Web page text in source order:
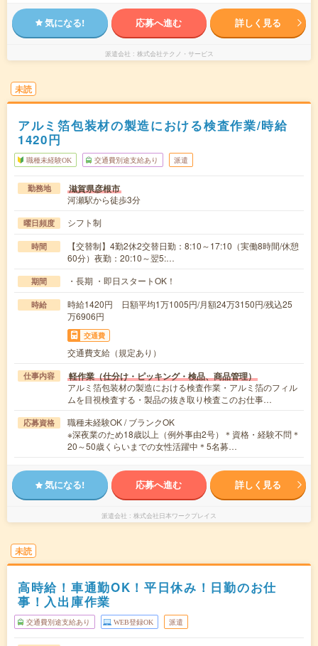
気になる! 応募へ進む 詳しく見る
派遣会社 株式会社テクノ・サービス
未読
アルミ箔包装材の製造における検査作業/時給
1420円
職種未経験OK 交通費別途支給あり 派遣
勤務地 滋賀県彦根市
河瀬駅から徒歩3分
曜日頻度 シフト制
時間
【交替制】4勤2休2交替日勤：8:10～17:10（実働8時間/休憩
60分）夜勤：20:10～翌5:…
期間 ・長期 ・即日スタートOK！
時給
時給1420円 日額平均1万1005円/月額24万3150円/残込25
万6906円
交通費
交通費支給（規定あり）
仕事内容 軽作業（仕分け・ピッキング・検品、商品管理）
アルミ箔包装材の製造における検査作業・アルミ箔のフィル
ムを目視検査する・製品の抜き取り検査このお仕事…
応募資格
職種未経験OK / ブランクOK
※深夜業のため18歳以上（例外事由2号）＊資格・経験不問＊
20～50歳くらいまでの女性活躍中＊5名募…
気になる! 応募へ進む 詳しく見る
派遣会社 株式会社日本ワークプレイス
未読
高時給！車通勤OK！平日休み！日勤のお仕
事！入出庫作業
交通費別途支給あり WEB登録OK 派遣